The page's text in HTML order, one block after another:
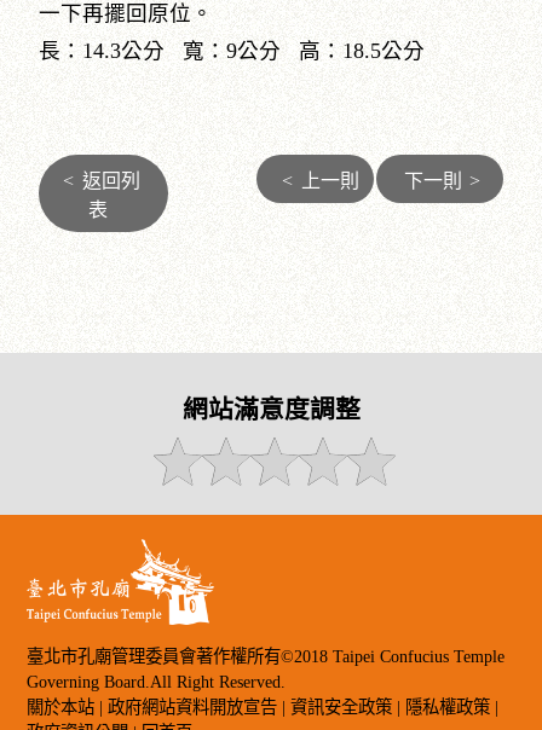
一下再擺回原位。
長：14.3公分 寬：9公分 高：18.5公分
< 返回列
表
< 上一則 下一則 >
網站滿意度調整
臺北市孔廟管理委員會著作權所有©2018 Taipei Confucius Temple
Governing Board.All Right Reserved.
關於本站 |政府網站資料開放宣告 |資訊安全政策 | 隱私權政策 |